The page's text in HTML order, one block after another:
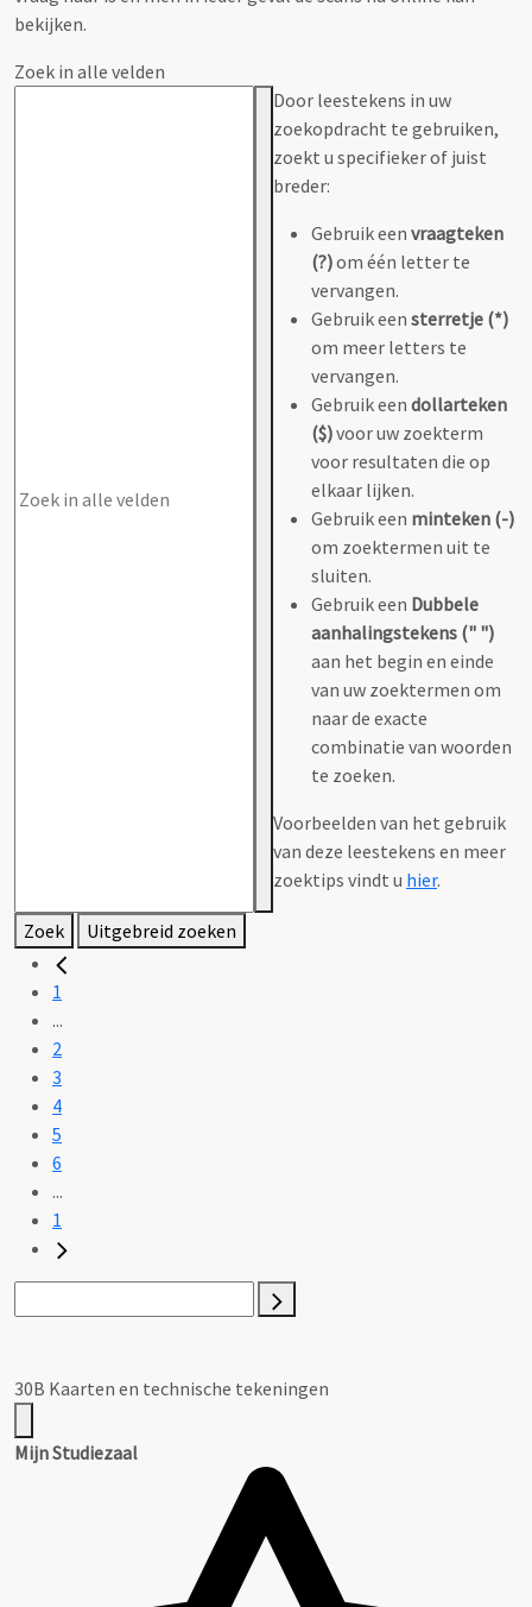
bekijken.
Zoek in alle velden
Door leestekens in uw
zoekopdracht te gebruiken,
zoekt u specifieker of juist
breder:
Gebruik een vraagteken
(?)om één letter te
vervangen.
Gebruik een sterretje (*)
om meer letters te
vervangen.
Gebruik een dollarteken
($)voor uw zoekterm
voor resultaten die op
elkaar lijken.
Gebruik een minteken (-)
om zoektermen uit te
sluiten.
Gebruik een Dubbele
aanhalingstekens (" ")
aan het begin en einde
van uw zoektermen om
naar de exacte
combinatie van woorden
te zoeken.
Voorbeelden van het gebruik
van deze leestekens en meer
zoektips vindt u hier.
Zoek Uitgebreid zoeken
1
...
2
3
4
5
6
...
1
30B Kaarten en technische tekeningen
Mijn Studiezaal